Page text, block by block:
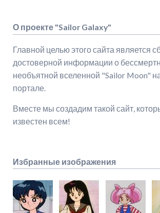
О проекте "Sailor Galaxy"
Главной целью этого сайта является
достоверной информации о
необъятной вселенной "Sailor Moon"
портале.
Вместе мы создадим такой сайт,
известен всем!
Избранные изображения